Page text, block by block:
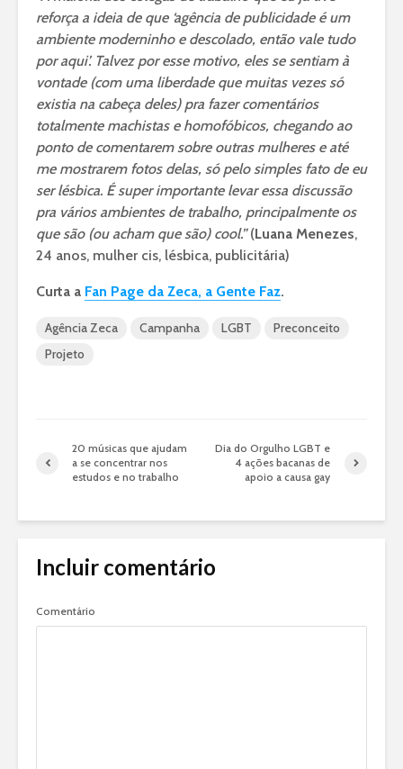
reforça a ideia de que ‘agência de publicidade é um
ambiente moderninho e descolado, então vale tudo
por aqui’. Talvez por esse motivo, eles se sentiam à
vontade (com uma liberdade que muitas vezes só
existia na cabeça deles) pra fazer comentários
totalmente machistas e homofóbicos, chegando ao
ponto de comentarem sobre outras mulheres e até
me mostrarem fotos delas, só pelo simples fato de eu
ser lésbica. É super importante levar essa discussão
pra vários ambientes de trabalho, principalmente os
que são (ou acham que são) cool.”(Luana Menezes,
24 anos, mulher cis, lésbica, publicitária)
Curta a Fan Page da Zeca, a Gente Faz.
Agência Zeca Campanha LGBT
Preconceito
Projeto
20 músicas que ajudam
a se concentrar nos
estudos e no trabalho
Dia do Orgulho LGBT e
4 ações bacanas de
apoio a causa gay
Incluir comentário
Comentário